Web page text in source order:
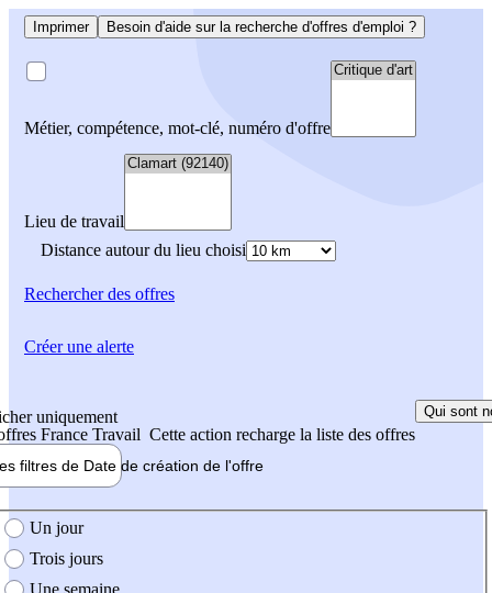
Imprimer Besoin d'aide sur la recherche d'offres d'emploi ?
Métier, compétence, mot-clé, numéro d'offre
Lieu de travail
Distance autour du lieu choisi
Rechercherdes offres
uniquement
France Travail Cette action recharge la liste des offres
Qui sont
filtres de Date de création de l'offre
création de l'offre
Un jour
Trois jours
Une semaine
Créer une alerte